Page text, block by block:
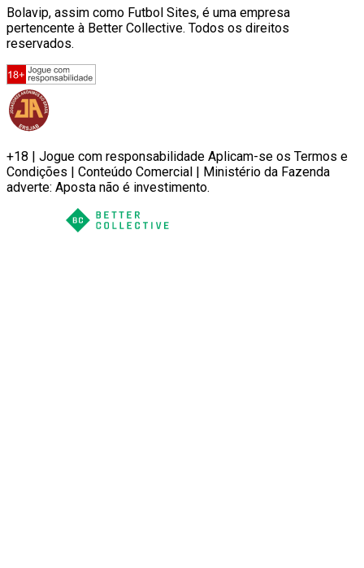
Bolavip, assim como Futbol Sites, é uma empresa
pertencente à Better Collective. Todos os direitos
reservados.
+18 | Jogue com responsabilidade Aplicam-se os Termos e
Condições | Conteúdo Comercial | Ministério da Fazenda
adverte: Aposta não é investimento.